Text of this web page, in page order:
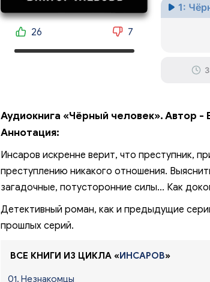
26 7
1:
Аудиокнига «Чёрный человек». Автор -
Аннотация:
Инсаров искренне верит, что преступник,
преступлению никакого отношения.
загадочные, потусторонние силы... Как
Детективный роман, как и предыдущие
прошлых серий.
ВСЕ КНИГИ ИЗ ЦИКЛА «ИНСАРОВ»
01. Незнакомцы